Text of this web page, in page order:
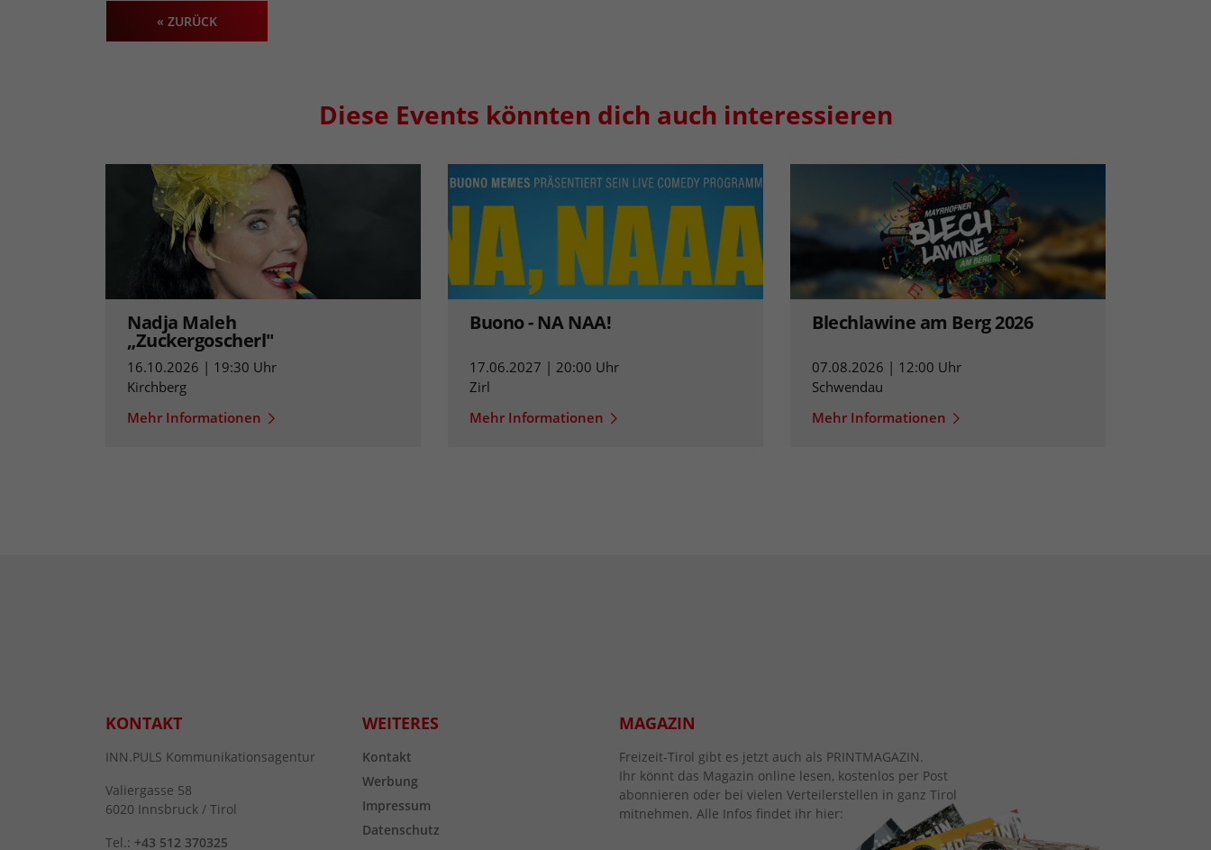
« ZURÜCK
Diese Events könnten dich auch interessieren
Nadja Maleh
„Zuckergoscherl"
16.10.2026 | 19:30 Uhr
Kirchberg
Mehr Informationen
Buono - NA NAA!
17.06.2027 | 20:00 Uhr
Zirl
Mehr Informationen
Blechlawine am Berg 2026
07.08.2026 | 12:00 Uhr
Schwendau
Mehr Informationen
KONTAKT
INN.PULS Kommunikationsagentur
Valiergasse 58
6020 Innsbruck / Tirol
Tel.: +43 512 370325
WEITERES
Kontakt
Werbung
Impressum
Datenschutz
MAGAZIN
Freizeit-Tirol gibt es jetzt auch als PRINTMAGAZIN.
Ihr könnt das Magazin online lesen, kostenlos per Post
abonnieren oder bei vielen Verteilerstellen in ganz Tirol
mitnehmen. Alle Infos findet ihr hier: